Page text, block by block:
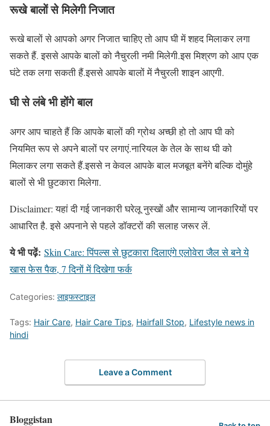
रूखे बालों से मिलेगी निजात
रूखे बालों से आपको अगर निजात चाहिए तो आप घी में शहद मिलाकर लगा
सकते हैं. इससे आपके बालों को नैचुरली नमी मिलेगी.इस मिश्रण को आप एक
घंटे तक लगा सकती हैं.इससे आपके बालों में नैचुरली शाइन आएगी.
घी से लंबे भी होंगे बाल
अगर आप चाहते हैं कि आपके बालों की ग्रोथ अच्छी हो तो आप घी को
नियमित रूप से अपने बालों पर लगाएं.नारियल के तेल के साथ घी को
मिलाकर लगा सकते हैं.इससे न केवल आपके बाल मजबूत बनेंगे बल्कि दोमुंहे
बालों से भी छुटकारा मिलेगा.
Disclaimer: यहां दी गई जानकारी घरेलू नुस्खों और सामान्य जानकारियों पर
आधारित है. इसे अपनाने से पहले डॉक्टरों की सलाह जरूर लें.
ये भी पढ़ें: Skin Care: पिंपल्स से छुटकारा दिलाएंगे एलोवेरा जैल से बने ये
खास फेस पैक, 7 दिनों में दिखेगा फर्क
Categories: लाइफस्टाइल
Tags: Hair Care, Hair Care Tips, Hairfall Stop, Lifestyle news in
hindi
Leave a Comment
Bloggistan